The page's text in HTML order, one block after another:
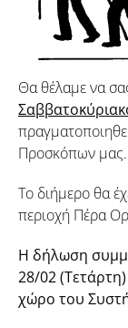
Θα θέλαμε να
Προσκόπων μας.
Το διήμερο θα
περιοχή Πέρα
Η δήλωση
28/02
χώρο του